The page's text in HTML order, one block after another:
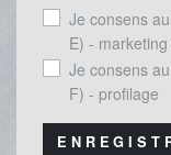
Je consens
E) -
Je consens
F) - profilage